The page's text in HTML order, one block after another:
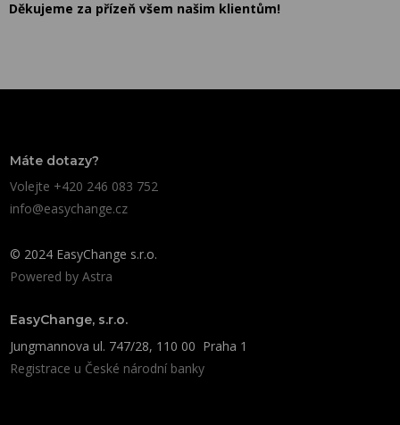
Děkujeme za přízeň všem našim klientům!
Máte dotazy?
Volejte +420 246 083 752
info@easychange.cz
© 2024 EasyChange s.r.o.
Powered by Astra
EasyChange, s.r.o.
Jungmannova ul. 747/28, 110 00 Praha 1
Registrace u České národní banky